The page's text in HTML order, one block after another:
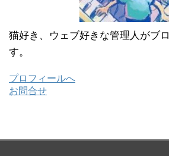
猫好き、ウェブ好きな管理人がブ
す。
プロフィールへ
お問合せ